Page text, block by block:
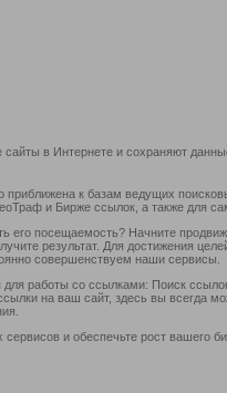
в Интернете и сохраняют
приближена к базам ведущих
и Бирже ссылок, а также для
его посещаемость? Начните
результат. Для достижения
совершенствуем наши сервисы.
работы со ссылками: Поиск
на ваш сайт, здесь вы всегда
и обеспечьте рост вашего